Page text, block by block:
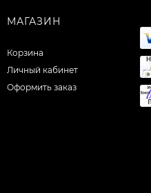
МАГАЗИН
Корзина
Личный кабинет
Оформить заказ